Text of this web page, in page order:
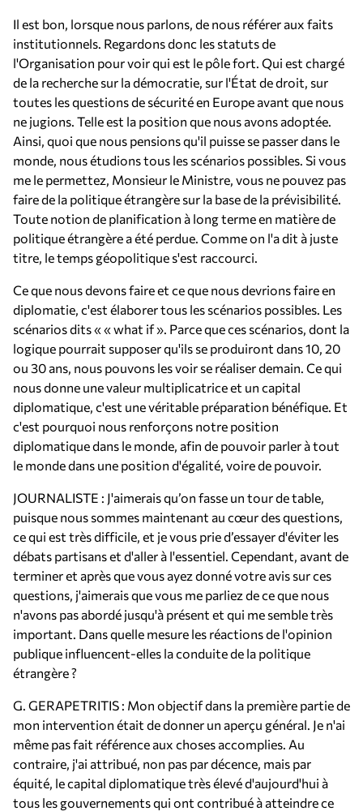
Il est bon, lorsque nous parlons, de nous référer aux faits
institutionnels. Regardons donc les statuts de
l'Organisation pour voir qui est le pôle fort. Qui est chargé
de la recherche sur la démocratie, sur l'État de droit, sur
toutes les questions de sécurité en Europe avant que nous
ne jugions. Telle est la position que nous avons adoptée.
Ainsi, quoi que nous pensions qu'il puisse se passer dans le
monde, nous étudions tous les scénarios possibles. Si vous
me le permettez, Monsieur le Ministre, vous ne pouvez pas
faire de la politique étrangère sur la base de la prévisibilité.
Toute notion de planification à long terme en matière de
politique étrangère a été perdue. Comme on l'a dit à juste
titre, le temps géopolitique s'est raccourci.
Ce que nous devons faire et ce que nous devrions faire en
diplomatie, c'est élaborer tous les scénarios possibles. Les
scénarios dits « « what if ». Parce que ces scénarios, dont la
logique pourrait supposer qu'ils se produiront dans 10, 20
ou 30 ans, nous pouvons les voir se réaliser demain. Ce qui
nous donne une valeur multiplicatrice et un capital
diplomatique, c'est une véritable préparation bénéfique. Et
c'est pourquoi nous renforçons notre position
diplomatique dans le monde, afin de pouvoir parler à tout
le monde dans une position d'égalité, voire de pouvoir.
JOURNALISTE : J'aimerais qu’on fasse un tour de table,
puisque nous sommes maintenant au cœur des questions,
ce qui est très difficile, et je vous prie d’essayer d'éviter les
débats partisans et d'aller à l'essentiel. Cependant, avant de
terminer et après que vous ayez donné votre avis sur ces
questions, j'aimerais que vous me parliez de ce que nous
n'avons pas abordé jusqu'à présent et qui me semble très
important. Dans quelle mesure les réactions de l'opinion
publique influencent-elles la conduite de la politique
étrangère ?
G. GERAPETRITIS : Mon objectif dans la première partie de
mon intervention était de donner un aperçu général. Je n'ai
même pas fait référence aux choses accomplies. Au
contraire, j'ai attribué, non pas par décence, mais par
équité, le capital diplomatique très élevé d'aujourd'hui à
tous les gouvernements qui ont contribué à atteindre ce